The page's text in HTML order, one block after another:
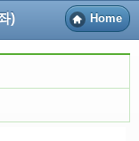
) Home